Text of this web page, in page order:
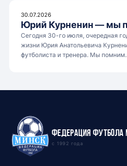
30.07.2026
Юрий Курненин — мы
Сегодня 30-го июля, очередная
жизни Юрия Анатольевича
футболиста и тренера. Мы
Федерация футбола
с 1992 года